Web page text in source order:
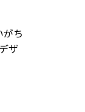
ち
ザ